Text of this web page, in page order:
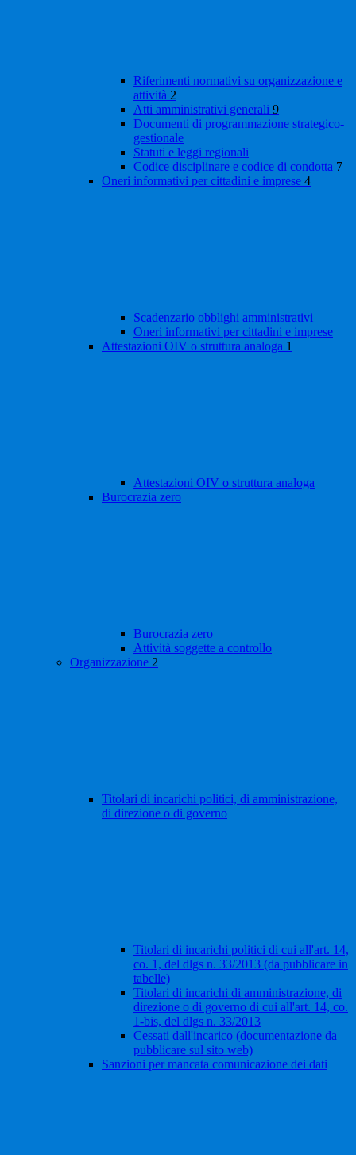
Riferimenti normativi su organizzazione e
attività 2
Atti amministrativi generali 9
Documenti di programmazione strategico-
gestionale
Statuti e leggi regionali
Codice disciplinare e codice di condotta 7
Oneri informativi per cittadini e imprese 4
Scadenzario obblighi amministrativi
Oneri informativi per cittadini e imprese
Attestazioni OIV o struttura analoga 1
Attestazioni OIV o struttura analoga
Burocrazia zero
Burocrazia zero
Attività soggette a controllo
Organizzazione 2
Titolari di incarichi politici, di amministrazione,
di direzione o di governo
Titolari di incarichi politici di cui all'art. 14,
co. 1, del dlgs n. 33/2013 (da pubblicare in
tabelle)
Titolari di incarichi di amministrazione, di
direzione o di governo di cui all'art. 14, co.
1-bis, del dlgs n. 33/2013
Cessati dall'incarico (documentazione da
pubblicare sul sito web)
Sanzioni per mancata comunicazione dei dati